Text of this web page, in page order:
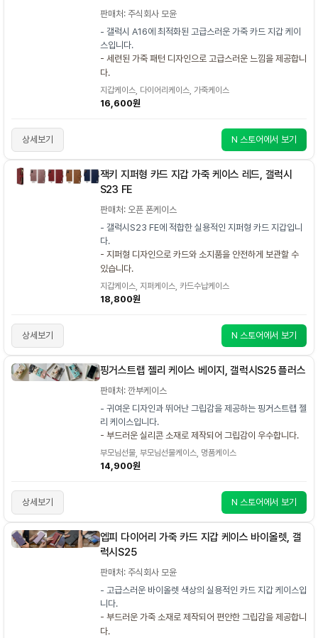
판매처: 주식회사 모윤
- 갤럭시 A16에 최적화된 고급스러운 가죽 카드 지갑 케이
스입니다.
- 세련된 가죽 패턴 디자인으로 고급스러운 느낌을 제공합니
다.
지갑케이스, 다이어리케이스, 가죽케이스
16,600원
상세보기 N 스토어에서 보기
잭키 지퍼형 카드 지갑 가죽 케이스 레드, 갤럭시
S23 FE
판매처: 오픈 폰케이스
- 갤럭시S23 FE에 적합한 실용적인 지퍼형 카드 지갑입니
다.
- 지퍼형 디자인으로 카드와 소지품을 안전하게 보관할 수
있습니다.
지갑케이스, 지퍼케이스, 카드수납케이스
18,800원
상세보기 N 스토어에서 보기
핑거스트랩 젤리 케이스 베이지, 갤럭시S25 플러스
판매처: 깐부케이스
- 귀여운 디자인과 뛰어난 그립감을 제공하는 핑거스트랩 젤
리 케이스입니다.
- 부드러운 실리콘 소재로 제작되어 그립감이 우수합니다.
부모님선물, 부모님선물케이스, 명품케이스
14,900원
상세보기 N 스토어에서 보기
엡피 다이어리 가죽 카드 지갑 케이스 바이올렛, 갤
럭시S25
판매처: 주식회사 모윤
- 고급스러운 바이올렛 색상의 실용적인 카드 지갑 케이스입
니다.
- 부드러운 가죽 소재로 제작되어 편안한 그립감을 제공합니
다.